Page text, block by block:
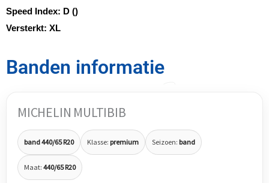
Speed Index: D ()
Versterkt: XL
Banden informatie
MICHELIN MULTIBIB
band 440/65 R20 Klasse: premium Seizoen: band
Maat: 440/65 R20